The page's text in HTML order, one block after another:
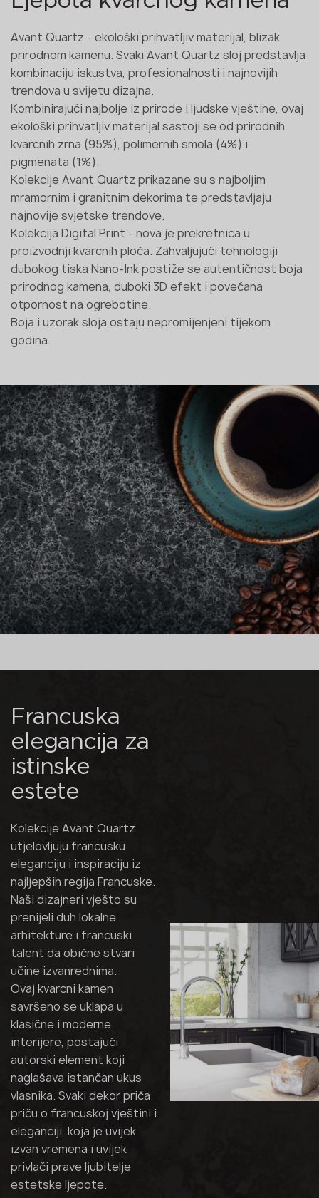
Avant Quartz - ekološki prihvatljiv materijal, blizak
prirodnom kamenu. Svaki Avant Quartz sloj predstavlja
kombinaciju iskustva, profesionalnosti i najnovijih
trendova u svijetu dizajna.
Kombinirajući najbolje iz prirode i ljudske vještine, ovaj
ekološki prihvatljiv materijal sastoji se od prirodnih
kvarcnih zrna (95%), polimernih smola (4%) i
pigmenata (1%).
Kolekcije Avant Quartz prikazane su s najboljim
mramornim i granitnim dekorima te predstavljaju
najnovije svjetske trendove.
Kolekcija Digital Print - nova je prekretnica u
proizvodnji kvarcnih ploča. Zahvaljujući tehnologiji
dubokog tiska Nano-Ink postiže se autentičnost boja
prirodnog kamena, duboki 3D efekt i povećana
otpornost na ogrebotine.
Boja i uzorak sloja ostaju nepromijenjeni tijekom
godina.
Francuska
elegancija za
istinske
estete
Kolekcije Avant Quartz
utjelovljuju francusku
eleganciju i inspiraciju iz
najljepših regija Francuske.
Naši dizajneri vješto su
prenijeli duh lokalne
arhitekture i francuski
talent da obične stvari
učine izvanrednima.
Ovaj kvarcni kamen
savršeno se uklapa u
klasične i moderne
interijere, postajući
autorski element koji
naglašava istančan ukus
vlasnika. Svaki dekor priča
priču o francuskoj vještini i
eleganciji, koja je uvijek
izvan vremena i uvijek
privlači prave ljubitelje
estetske ljepote.